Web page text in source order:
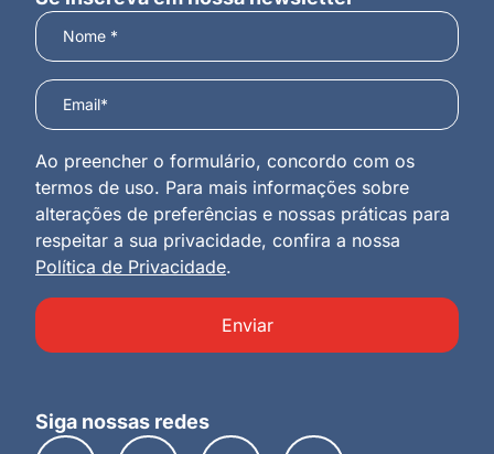
Ao preencher o formulário, concordo com os
termos de uso. Para mais informações sobre
alterações de preferências e nossas práticas para
respeitar a sua privacidade, confira a nossa
Política de Privacidade.
Enviar
Siga nossas redes